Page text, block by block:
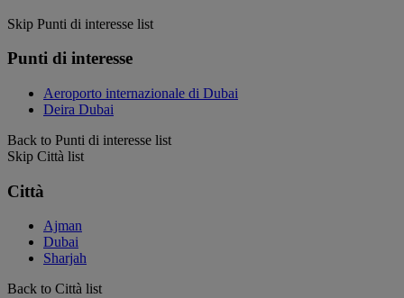
Skip Punti di interesse list
Punti di interesse
Aeroporto internazionale di Dubai
Deira Dubai
Back to Punti di interesse list
Skip Città list
Città
Ajman
Dubai
Sharjah
Back to Città list